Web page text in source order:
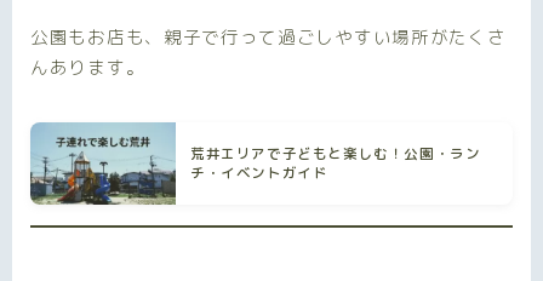
公園もお店も、親子で行って過ごしやすい場所がたくさ
んあります。
荒井エリアで子どもと楽しむ！公園・ラン
チ・イベントガイド